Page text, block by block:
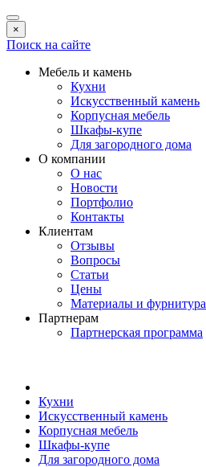
×
Поиск на сайте
Мебель и камень
Кухни
Искусственный камень
Корпусная мебель
Шкафы-купе
Для загородного дома
О компании
О нас
Новости
Портфолио
Контакты
Клиентам
Отзывы
Вопросы
Статьи
Цены
Материалы и фурнитура
Партнерам
Партнерская программа
Кухни
Искусственный камень
Корпусная мебель
Шкафы-купе
Для загородного дома